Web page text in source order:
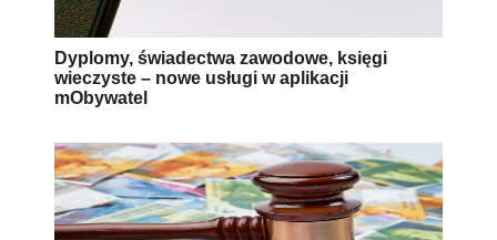
Dyplomy, świadectwa zawodowe, księgi
wieczyste – nowe usługi w aplikacji
mObywatel